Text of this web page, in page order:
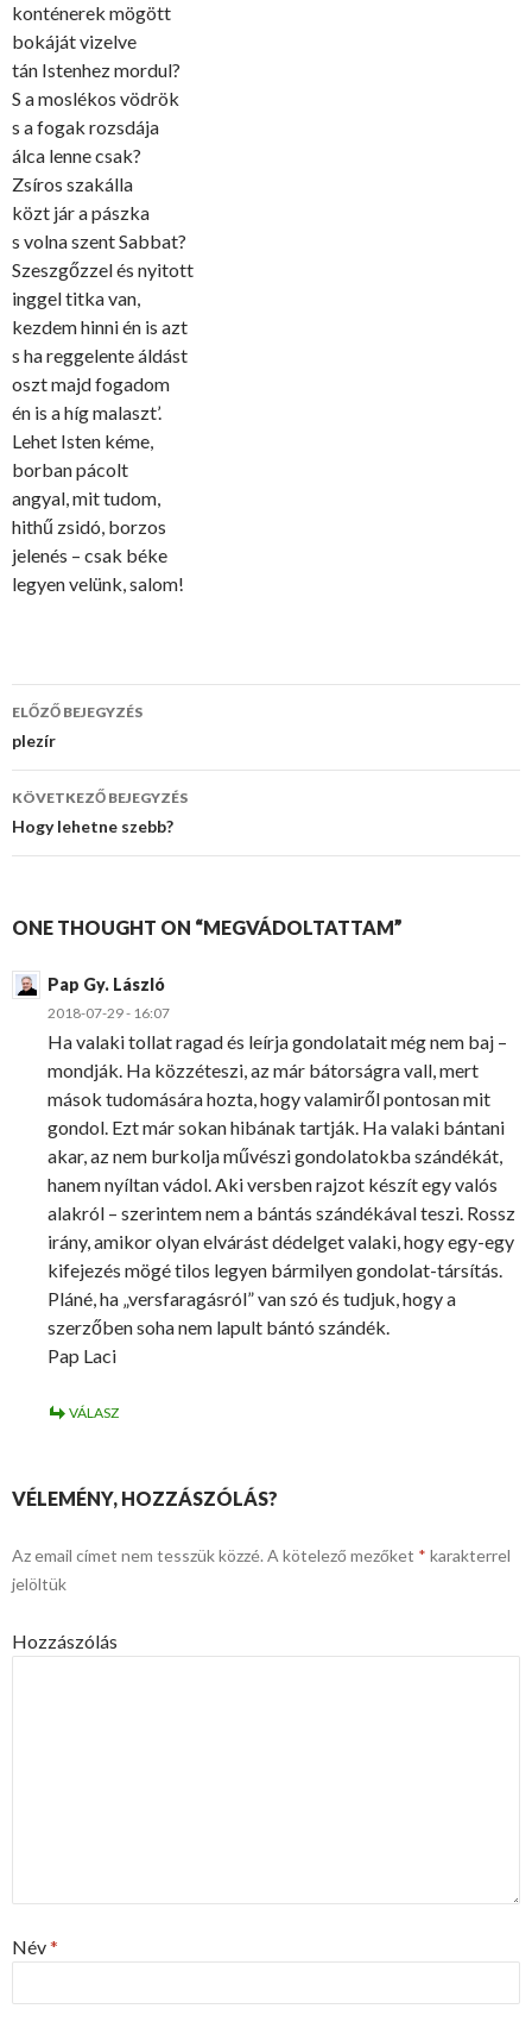
konténerek mögött
bokáját vizelve
tán Istenhez mordul?
S a moslékos vödrök
s a fogak rozsdája
álca lenne csak?
Zsíros szakálla
közt jár a pászka
s volna szent Sabbat?
Szeszgőzzel és nyitott
inggel titka van,
kezdem hinni én is azt
s ha reggelente áldást
oszt majd fogadom
én is a híg malaszt’.
Lehet Isten kéme,
borban pácolt
angyal, mit tudom,
hithű zsidó, borzos
jelenés – csak béke
legyen velünk, salom!
Bejegyzés
navigáció
ELŐZŐ BEJEGYZÉS
plezír
KÖVETKEZŐ BEJEGYZÉS
Hogy lehetne szebb?
ONE THOUGHT ON “MEGVÁDOLTATTAM”
Pap Gy. László
2018-07-29 - 16:07
Ha valaki tollat ragad és leírja gondolatait még nem baj –
mondják. Ha közzéteszi, az már bátorságra vall, mert
mások tudomására hozta, hogy valamiről pontosan mit
gondol. Ezt már sokan hibának tartják. Ha valaki bántani
akar, az nem burkolja művészi gondolatokba szándékát,
hanem nyíltan vádol. Aki versben rajzot készít egy valós
alakról – szerintem nem a bántás szándékával teszi. Rossz
irány, amikor olyan elvárást dédelget valaki, hogy egy-egy
kifejezés mögé tilos legyen bármilyen gondolat-társítás.
Pláné, ha „versfaragásról” van szó és tudjuk, hogy a
szerzőben soha nem lapult bántó szándék.
Pap Laci
VÁLASZ
VÉLEMÉNY, HOZZÁSZÓLÁS?
Az email címet nem tesszük közzé. A kötelező mezőket * karakterrel
jelöltük
Hozzászólás
Név*